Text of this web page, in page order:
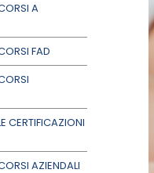
A
FAD
CERTIFICAZIONI
AZIENDALI